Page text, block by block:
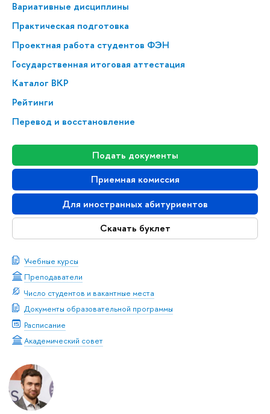
Вариативные дисциплины
Практическая подготовка
Проектная работа студентов ФЭН
Государственная итоговая аттестация
Каталог ВКР
Рейтинги
Перевод и восстановление
Подать документы
Приемная комиссия
Для иностранных абитуриентов
Скачать буклет
Учебные курсы
Преподаватели
Число студентов и вакантные места
Документы образовательной программы
Расписание
Академический совет